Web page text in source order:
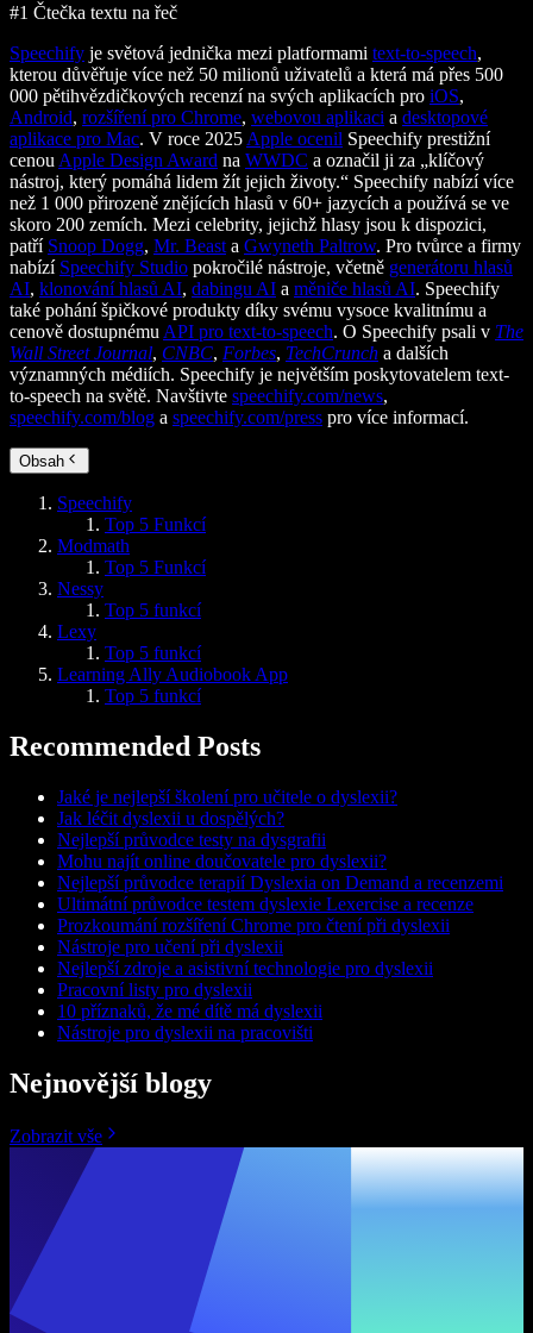
#1 Čtečka textu na řeč
Speechify je světová jednička mezi platformami text-to-speech,
kterou důvěřuje více než 50 milionů uživatelů a která má přes 500
000 pětihvězdičkových recenzí na svých aplikacích pro iOS,
Android, rozšíření pro Chrome, webovou aplikaci a desktopové
aplikace pro Mac. V roce 2025 Apple ocenil Speechify prestižní
cenou Apple Design Award na WWDC a označil ji za „klíčový
nástroj, který pomáhá lidem žít jejich životy.“ Speechify nabízí více
než 1 000 přirozeně znějících hlasů v 60+ jazycích a používá se ve
skoro 200 zemích. Mezi celebrity, jejichž hlasy jsou k dispozici,
patří Snoop Dogg, Mr. Beast a Gwyneth Paltrow. Pro tvůrce a firmy
nabízí Speechify Studio pokročilé nástroje, včetně generátoru hlasů
AI, klonování hlasů AI, dabingu AI a měniče hlasů AI. Speechify
také pohání špičkové produkty díky svému vysoce kvalitnímu a
cenově dostupnému API pro text-to-speech. O Speechify psali v The
Wall Street Journal, CNBC, Forbes, TechCrunch a dalších
významných médiích. Speechify je největším poskytovatelem text-
to-speech na světě. Navštivte speechify.com/news,
speechify.com/blog a speechify.com/press pro více informací.
Obsah
Speechify
Top 5 Funkcí
Modmath
Top 5 Funkcí
Nessy
Top 5 funkcí
Lexy
Top 5 funkcí
Learning Ally Audiobook App
Top 5 funkcí
Recommended Posts
Jaké je nejlepší školení pro učitele o dyslexii?
Jak léčit dyslexii u dospělých?
Nejlepší průvodce testy na dysgrafii
Mohu najít online doučovatele pro dyslexii?
Nejlepší průvodce terapií Dyslexia on Demand a recenzemi
Ultimátní průvodce testem dyslexie Lexercise a recenze
Prozkoumání rozšíření Chrome pro čtení při dyslexii
Nástroje pro učení při dyslexii
Nejlepší zdroje a asistivní technologie pro dyslexii
Pracovní listy pro dyslexii
10 příznaků, že mé dítě má dyslexii
Nástroje pro dyslexii na pracovišti
Nejnovější blogy
Zobrazit vše